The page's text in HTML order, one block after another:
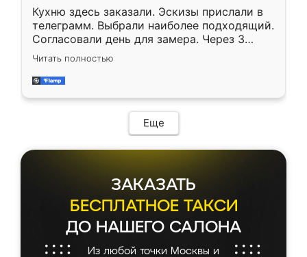
Кухню здесь заказали. Эскизы прислали в
телеграмм. Выбрали наиболее подходящий.
Согласовали день для замера. Через 3
недели кухня была уже готова. Остались
довольны работой. Спасибо Ренессанс
мебель за качественную работу!
Читать полностью
Еще
ЗАКАЗАТЬ
БЕСПЛАТНОЕ ТАКСИ
ДО НАШЕГО САЛОНА
Из любой точки Москвы и